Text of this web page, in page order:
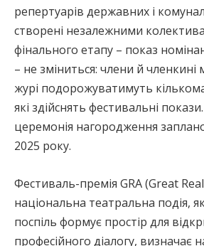
репертуарів державних і
створені незалежними
фінального етапу – показ
– не зміниться: члени й
журі подорожуватимуть
які здійснять фестивальні
церемонія нагородження
2025 року.
Фестиваль-премія GRA (Great
національна театральна подія,
поспіль формує простір для
професійного діалогу, визначає